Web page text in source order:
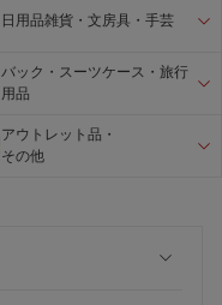
日用品雑貨・文房具・手芸
バック・スーツケース・旅行
用品
アウトレット品・
その他